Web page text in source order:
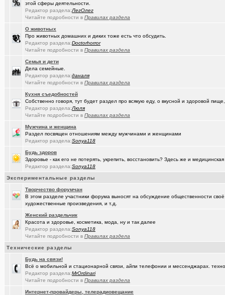
Теле2 в Омске(t2) +8155
Ремонт квартир омск отзывы. любые строительные работы
(Гормон р..)
коворкинг проекты
Betatransfer.net - прием платежей для HIGH RISK проектов
Челлендж "Какой кофе ты сейчас пьёшь?"(Люля) +2722
Владимир Шандриков(Александ..)
7я.ТВ и Я.ru (Омские кабельные сети)
Ищу Маяк 205 (Александ..)
Доколе!? (Моеимяза..) +532
двойное гражданство(drob_vv_..)
Алтайский мед - в помощь здоровью!
Задолбали расклейщики рекламы(spyfreem..) +3
А что вы сейчас готовите?(Люля) +16109
прописка она же регистрация
Нерадивые расклейщики рекламы(Демон ЖКХ) +108
ОК Восток-Запад - что это, кто это?!(gamefan)
этой сферы деятельности.
Редактор раздела:ЛегОлег
Читайте подробности в Правилах раздела
О животных
Про животных домашних и диких тоже есть что обсудить.
Редактор раздела:Doctorhorror
Читайте подробности в Правилах раздела
Семья и дети
Дела семейные.
Редактор раздела:даналя
Читайте подробности в Правилах раздела
Кухня съедобностей
Собственно говоря, тут будет раздел про всякую еду, о вкусной и здоровой
Редактор раздела:Люля
Читайте подробности в Правилах раздела
Мужчина и женщина
Раздел посвящен отношениям между мужчинами и женщинами
Редактор раздела:Sonya118
Будь здоров
Здоровье - как его не потерять, укрепить, восстановить? Здесь же и
Редактор раздела:Sonya118
Экспериментальные разделы
Творчество форумчан
В этом разделе участники форума выносят на обсуждение общественности
художественные произведения, и т.д.
Женский раздельчик
Красота и здоровье, косметика, мода, ну и так далее
Редактор раздела:Sonya118
Читайте подробности в Правилах раздела
Технические разделы
Будь на связи!
Всё о мобильной и стационарной связи, айпи телефонии и мессенджарах.
Редактор раздела:MrOrdinari
Читайте подробности в Правилах раздела
Интернет-провайдеры, телерадиовещание